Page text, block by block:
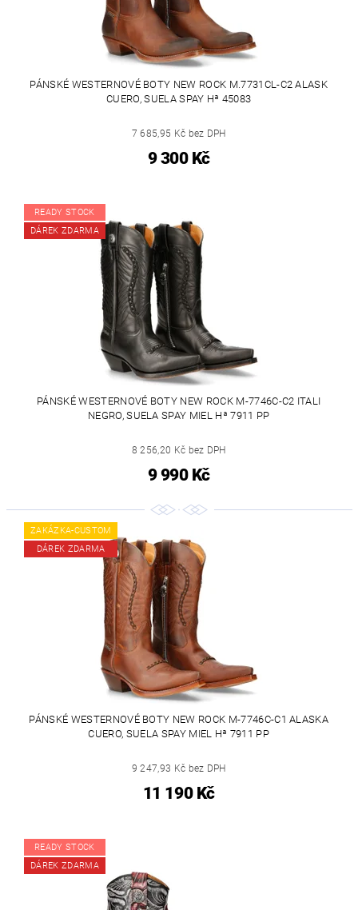
PÁNSKÉ WESTERNOVÉ BOTY NEW ROCK M.7731CL-C2 ALASK
CUERO, SUELA SPAY Hª 45083
7 685,95 Kč bez DPH
9 300 Kč
READY STOCK
DÁREK ZDARMA
PÁNSKÉ WESTERNOVÉ BOTY NEW ROCK M-7746C-C2 ITALI
NEGRO, SUELA SPAY MIEL Hª 7911 PP
8 256,20 Kč bez DPH
9 990 Kč
ZAKÁZKA-CUSTOM
DÁREK ZDARMA
PÁNSKÉ WESTERNOVÉ BOTY NEW ROCK M-7746C-C1 ALASKA
CUERO, SUELA SPAY MIEL Hª 7911 PP
9 247,93 Kč bez DPH
11 190 Kč
READY STOCK
DÁREK ZDARMA